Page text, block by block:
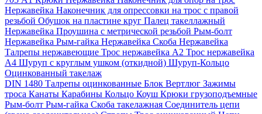
Нержавейка Наконечник для опрессовки на трос с правой
резьбой Обушок на пластине круг Палец такеллажный
Нержавейка Проушина с метрической резьбой Рым-болт
Нержавейка Рым-гайка Нержавейка Скоба Нержавейка
Талрепы нержавеющие Трос нержавейка А2 Трос нержавейка
А4 Шуруп с круглым ушком (откидной) Шуруп-Кольцо
Оцинкованный такелаж
DIN 1480 Талрепы оцинкованные Блок Вертлюг Зажимы
троса Канаты Карабины Кольцо Коуш Крюки грузоподъемные
Рым-болт Рым-гайка Скоба такелажная Соединитель цепи